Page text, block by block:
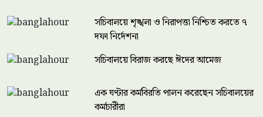
সচিবালয়ে শৃঙ্খলা ও নিরাপত্তা নিশ্চিত করতে ৭
দফা নির্দেশনা
সচিবালয়ে বিরাজ করছে ঈদের আমেজ
এক ঘণ্টার কর্মবিরতি পালন করেছেন সচিবালয়ের
কর্মচারীরা